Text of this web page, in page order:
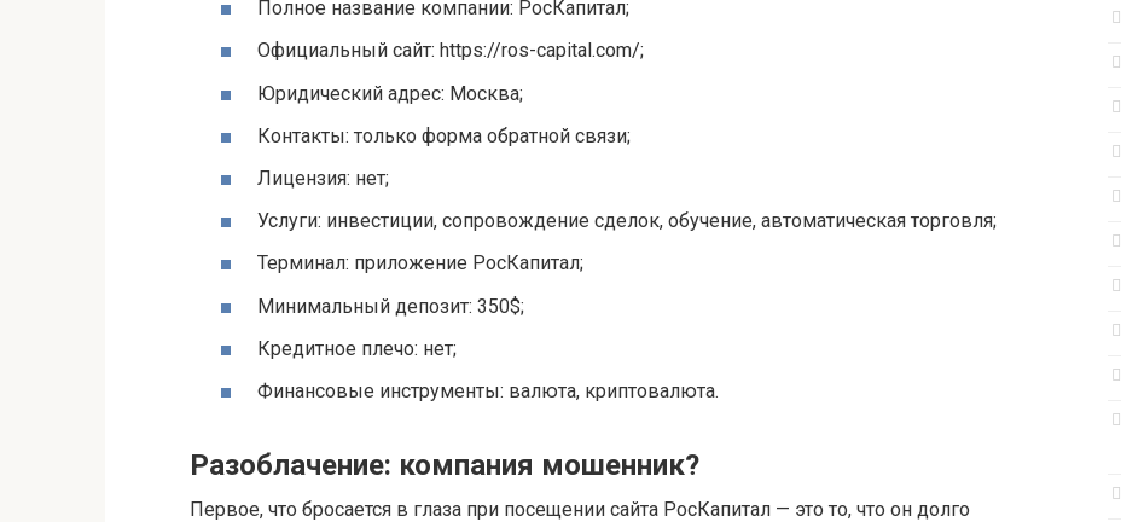
Полное название компании: РосКапитал;
Официальный сайт: https://ros-capital.com/;
Юридический адрес: Москва;
Контакты: только форма обратной связи;
Лицензия: нет;
Услуги: инвестиции, сопровождение сделок, обучение, автоматическая торговля;
Терминал: приложение РосКапитал;
Минимальный депозит: 350$;
Кредитное плечо: нет;
Финансовые инструменты: валюта, криптовалюта.
Разоблачение: компания мошенник?
Первое, что бросается в глаза при посещении сайта РосКапитал — это то, что он долго